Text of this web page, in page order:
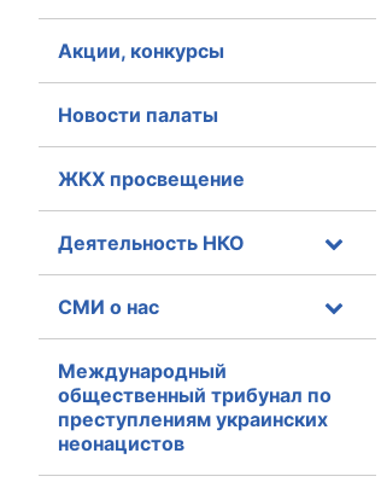
Акции, конкурсы
Новости палаты
ЖКХ просвещение
Деятельность НКО
СМИ о нас
Международный
общественный трибунал по
преступлениям украинских
неонацистов